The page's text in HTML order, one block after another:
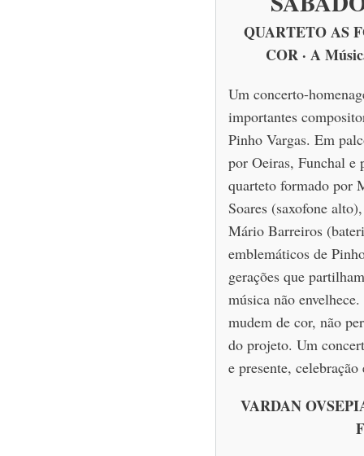
QUARTETO AS
COR · A
Um concerto-
importantes
Pinho Vargas. Em
por Oeiras, Funchal e
quarteto formado por
Soares (saxofone
Mário Barreiros
emblemáticos de
gerações que
música não
mudem de cor, não
do projeto. Um
e presente, celebração
VARDAN